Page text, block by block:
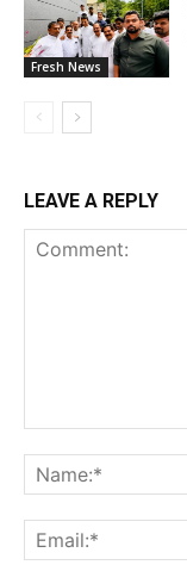
Fresh News
LEAVE A REPLY